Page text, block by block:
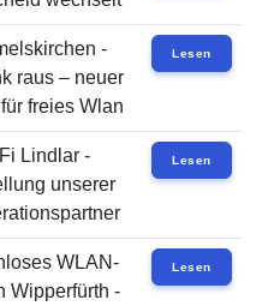
-
raus – neuer
freies Wlan
Lesen
Lindlar -
unserer
Lesen
WLAN-
Wipperfürth -
Lesen